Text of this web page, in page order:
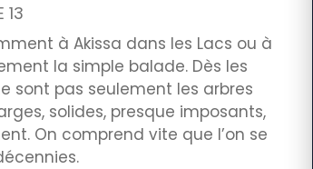
à Akissa dans les Lacs ou à
la simple balade. Dès les
sont pas seulement les arbres
solides, presque imposants,
On comprend vite que l’on se